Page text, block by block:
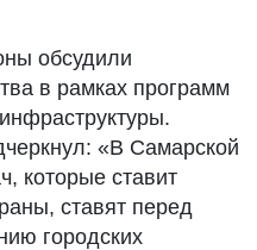
обсудили
в рамках программ
«В Самарской
которые ставит
ставят перед
городских